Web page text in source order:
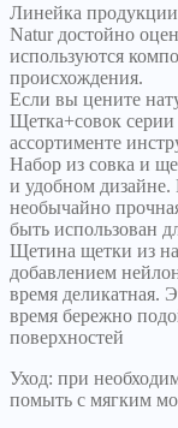
Линейка
Natur достойно
используются
происхождения.
Если вы цените
Щетка+совок серии
ассортименте
Набор из совка и
и удобном дизайне.
необычайно
быть использован
Щетина щетки из
добавлением
время деликатная.
время бережно
поверхностей
Уход: при
помыть с мягким